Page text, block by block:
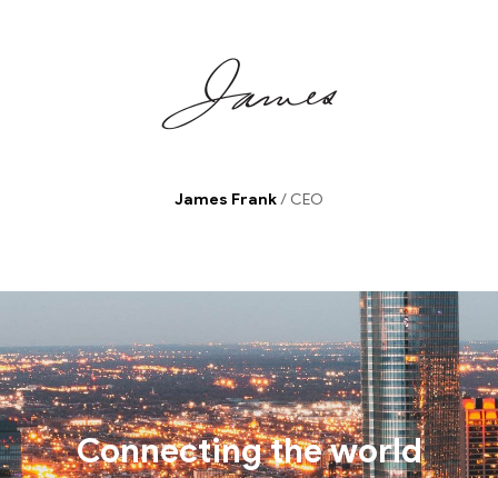
James Frank/ CEO
Connecting the world